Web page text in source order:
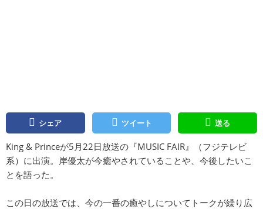
シェア ツイート 送る
King & Princeが5月22日放送の『MUSIC FAIR』（フジテレビ
系）に出演。岸優太が今癒やされていることや、今後したいこ
とを語った。
この日の放送では、今の一番の癒やしについてトークが繰り広